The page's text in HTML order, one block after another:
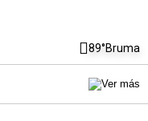
89°Bruma